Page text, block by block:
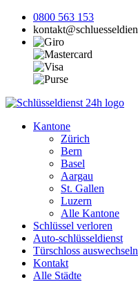
0800 563 153
Kantone
Zürich
Bern
Basel
Aargau
St. Gallen
Luzern
Alle Kantone
Schlüssel verloren
Auto-schlüsseldienst
Türschloss auswechseln
Kontakt
Alle Städte